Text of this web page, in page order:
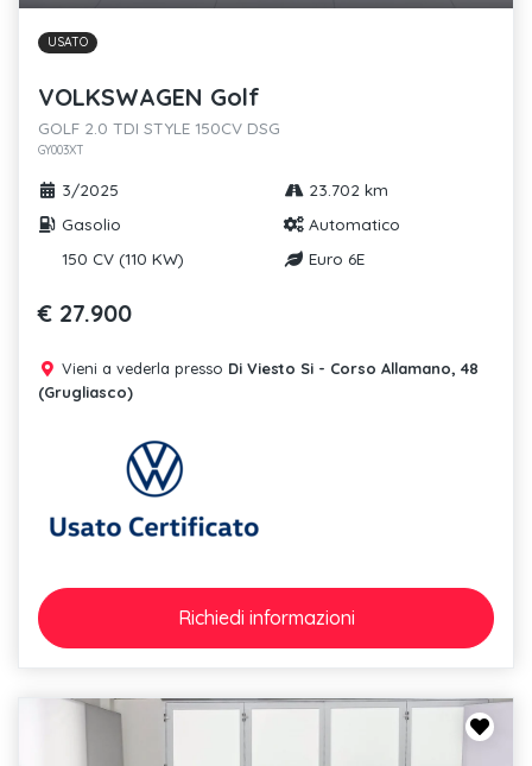
USATO
VOLKSWAGEN Golf
GOLF 2.0 TDI STYLE 150CV DSG
GY003XT
3/2025
23.702 km
Gasolio
Automatico
150 CV (110 KW)
Euro 6E
€ 27.900
Vieni a vederla presso Di Viesto Si - Corso Allamano, 48
(Grugliasco)
Richiedi informazioni